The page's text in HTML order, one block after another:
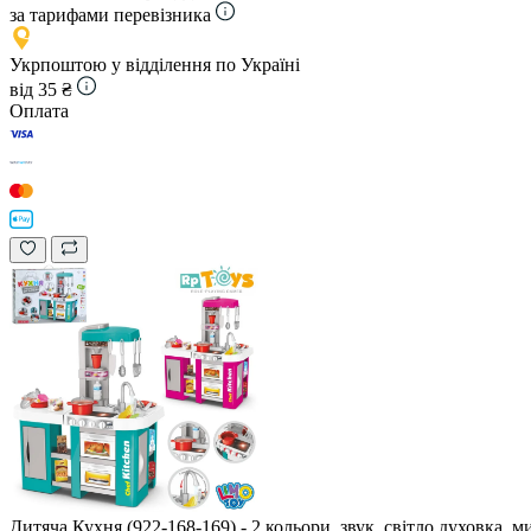
за тарифами перевізника
Укрпоштою у відділення по Україні
від 35 ₴
Оплата
Дитяча Кухня (922-168-169) - 2 кольори, звук, світло,духовка,